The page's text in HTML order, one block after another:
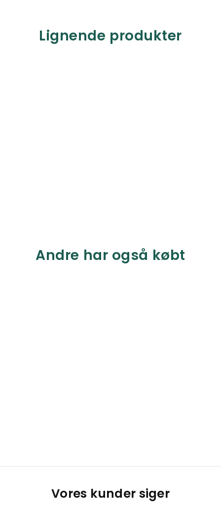
Lignende produkter
Andre har også købt
Vores kunder siger